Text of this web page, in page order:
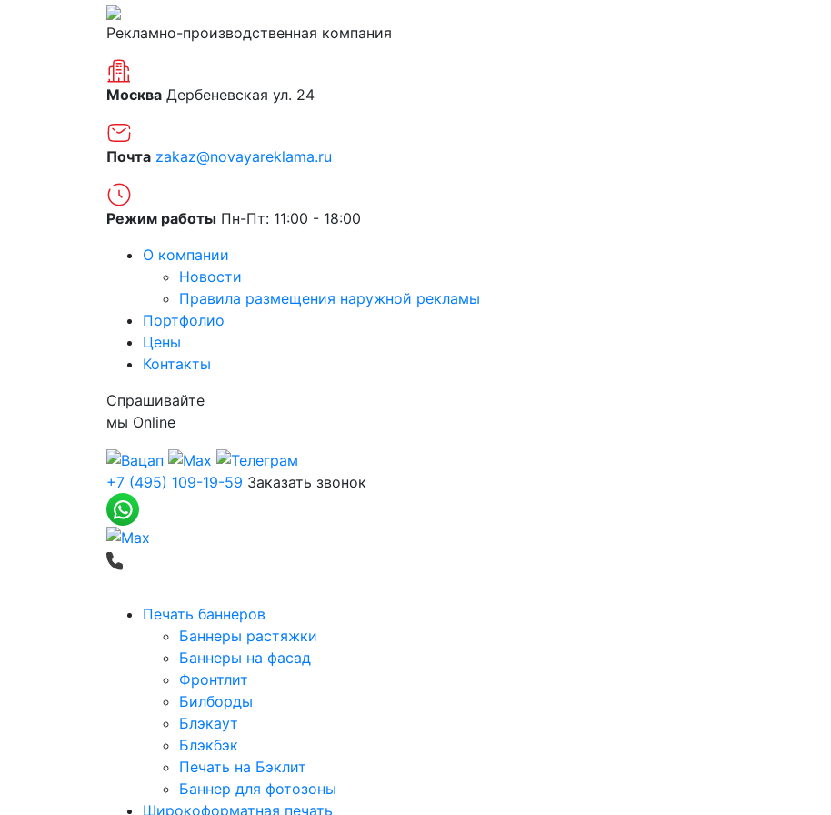
Рекламно-производственная компания
Москва Дербеневская ул. 24
Почта zakaz@novayareklama.ru
Режим работы Пн-Пт: 11:00 - 18:00
О компании
Новости
Правила размещения наружной рекламы
Портфолио
Цены
Контакты
Спрашивайте
мы Online
+7 (495) 109-19-59 Заказать звонок
Печать баннеров
Баннеры растяжки
Баннеры на фасад
Фронтлит
Билборды
Блэкаут
Блэкбэк
Печать на Бэклит
Баннер для фотозоны
Широкоформатная печать